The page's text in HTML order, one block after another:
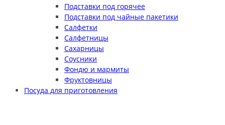
Подставки под горячее
Подставки под чайные пакетики
Салфетки
Салфетницы
Сахарницы
Соусники
Фондю и мармиты
Фруктовницы
Посуда для приготовления